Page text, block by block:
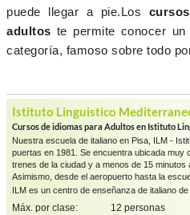
puede llegar a pie.Los
adultos te permite conocer
categoría, famoso sobre todo
Istituto Linguistico
Cursos de idiomas para Adultos en Istituto
Nuestra escuela de italiano en Pisa, ILM -
puertas en 1981. Se encuentra ubicada muy
trenes de la ciudad y a menos de 15 minutos
Asimismo, desde el aeropuerto hasta la
ILM es un centro de enseñanza de italiano de
Máx. por clase:
12 personas